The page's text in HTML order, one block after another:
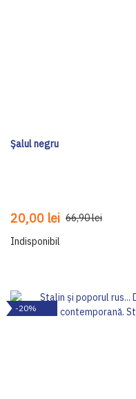
Șalul negru
20,00 lei 66,90 lei
Indisponibil
-20%